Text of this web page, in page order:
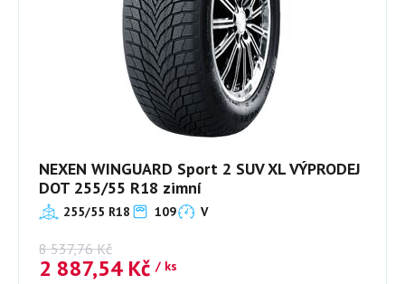
NEXEN WINGUARD Sport 2 SUV XL VÝPRODEJ
DOT 255/55 R18 zimní
255/55 R18 109 V
8 537,76 Kč
2 887,54 Kč / ks